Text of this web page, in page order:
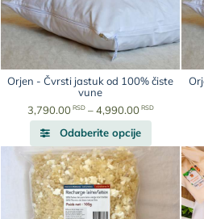
4,690.00
biti
izabrane
na
stranici
Orjen - Čvrsti jastuk od 100% čiste
vune
3,790.00 RSD – 4,990.00 RSDRaspon
3,790.00
4,990.00
Odaberite opcije
Ovaj
varijanti.
Opcije